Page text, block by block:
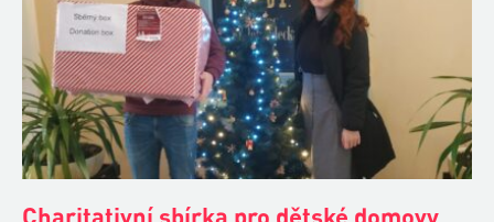
Charitativní sbírka pro dětské domovy